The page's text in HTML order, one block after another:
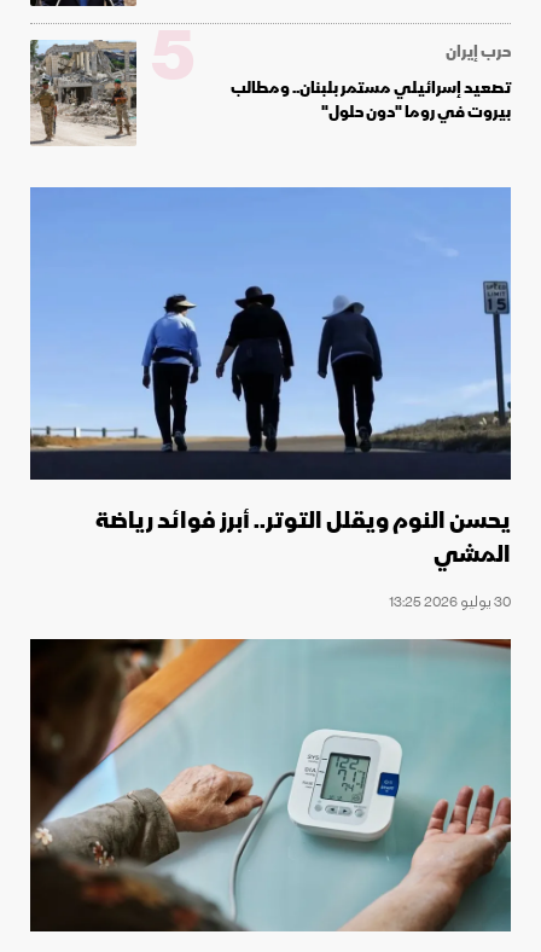
حرب إيران
تصعيد إسرائيلي مستمر بلبنان.. ومطالب
بيروت في روما "دون حلول"
5
يحسن النوم ويقلل التوتر.. أبرز فوائد رياضة
المشي
30 يوليو 2026 13:25